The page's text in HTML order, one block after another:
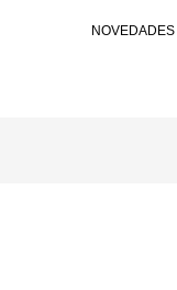
NOVEDADES